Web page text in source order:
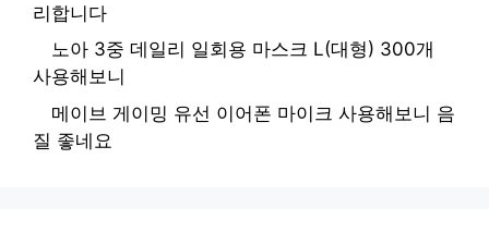
리합니다
노아 3중 데일리 일회용 마스크 L(대형) 300개
사용해보니
메이브 게이밍 유선 이어폰 마이크 사용해보니 음
질 좋네요